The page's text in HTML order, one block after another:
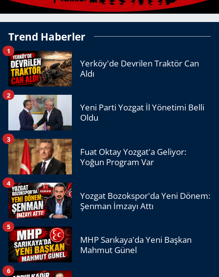
Trend Haberler
Yerköy'de Devrilen Traktör Can
Aldı
1
Yeni Parti Yozgat İl Yönetimi Belli
Oldu
2
Fuat Oktay Yozgat'a Geliyor:
Yoğun Program Var
3
Yozgat Bozokspor'da Yeni Dönem:
Şenman İmzayı Attı
4
MHP Sarıkaya'da Yeni Başkan
Mahmut Günel
5
6